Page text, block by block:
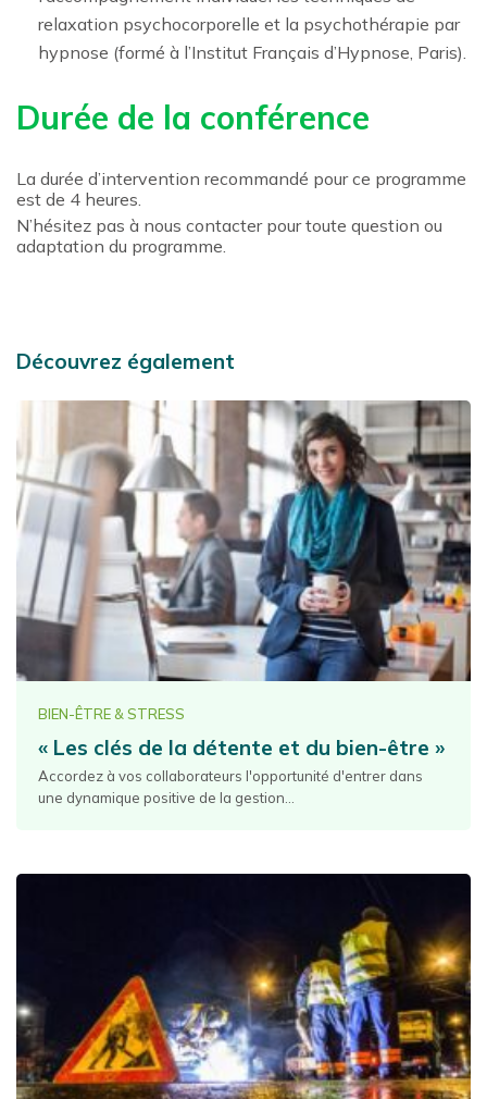
relaxation psychocorporelle et la psychothérapie par
hypnose (formé à l’Institut Français d’Hypnose, Paris).
Durée de la conférence
La durée d’intervention recommandé pour ce programme
est de 4 heures.
N’hésitez pas à nous contacter pour toute question ou
adaptation du programme.
Découvrez également
BIEN-ÊTRE & STRESS
« Les clés de la détente et du bien-être »
Accordez à vos collaborateurs l'opportunité d'entrer dans
une dynamique positive de la gestion...